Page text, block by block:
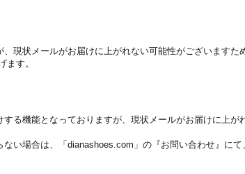
現状メールがお届けに上がれない可能性がございますた
ます。
る機能となっておりますが、現状メールがお届けに上が
い場合は、「dianashoes.com」の『お問い合わせ』にて